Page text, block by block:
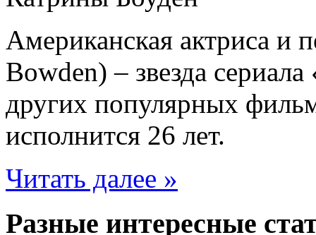
Американская актриса и
Bowden) – звезда
других популярных
исполнится 26 лет.
Читать далее »
Разные интересные